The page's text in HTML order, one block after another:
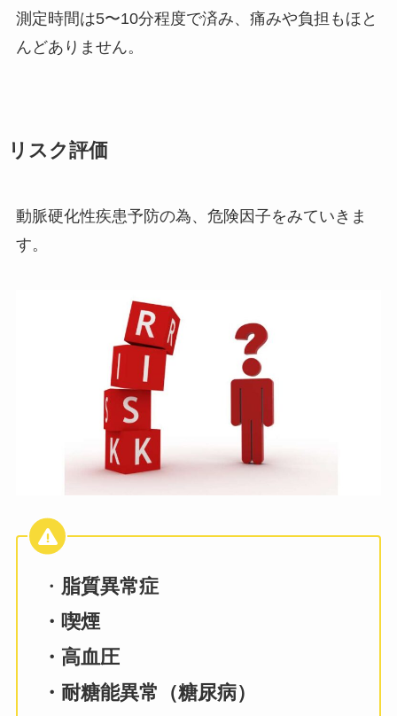
測定時間は5〜10分程度で済み、痛みや負担もほと
んどありません。
リスク評価
動脈硬化性疾患予防の為、危険因子をみていきま
す。
・ 脂質異常症
・喫煙
・高血圧
・耐糖能異常（糖尿病）